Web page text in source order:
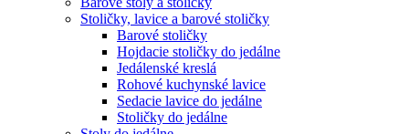
Stoličky, lavice a barové stoličky
Barové stoličky
Hojdacie stoličky do jedálne
Jedálenské kreslá
Rohové kuchynské lavice
Sedacie lavice do jedálne
Stoličky do jedálne